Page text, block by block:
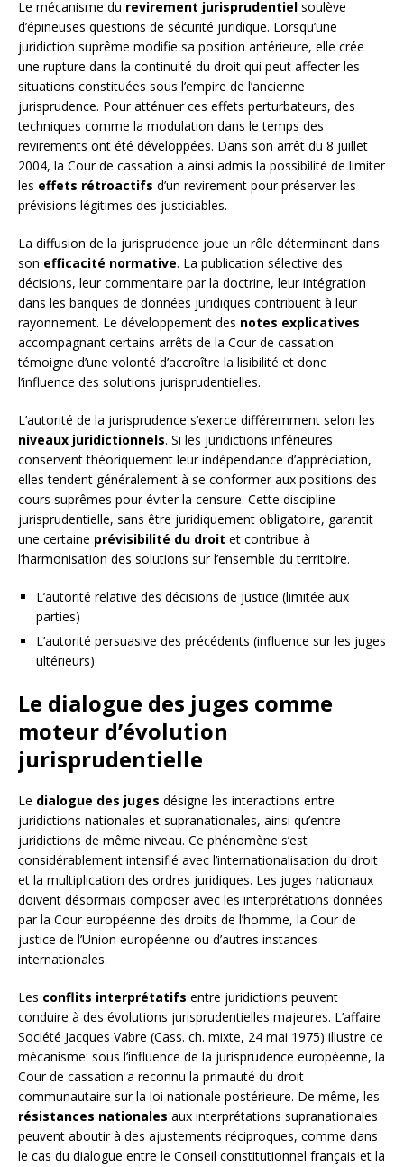
Le mécanisme du revirement jurisprudentiel soulève
d’épineuses questions de sécurité juridique. Lorsqu’une
juridiction suprême modifie sa position antérieure, elle crée
une rupture dans la continuité du droit qui peut affecter les
situations constituées sous l’empire de l’ancienne
jurisprudence. Pour atténuer ces effets perturbateurs, des
techniques comme la modulation dans le temps des
revirements ont été développées. Dans son arrêt du 8 juillet
2004, la Cour de cassation a ainsi admis la possibilité de limiter
les effets rétroactifs d’un revirement pour préserver les
prévisions légitimes des justiciables.
La diffusion de la jurisprudence joue un rôle déterminant dans
son efficacité normative. La publication sélective des
décisions, leur commentaire par la doctrine, leur intégration
dans les banques de données juridiques contribuent à leur
rayonnement. Le développement des notes explicatives
accompagnant certains arrêts de la Cour de cassation
témoigne d’une volonté d’accroître la lisibilité et donc
l’influence des solutions jurisprudentielles.
L’autorité de la jurisprudence s’exerce différemment selon les
niveaux juridictionnels. Si les juridictions inférieures
conservent théoriquement leur indépendance d’appréciation,
elles tendent généralement à se conformer aux positions des
cours suprêmes pour éviter la censure. Cette discipline
jurisprudentielle, sans être juridiquement obligatoire, garantit
une certaine prévisibilité du droit et contribue à
l’harmonisation des solutions sur l’ensemble du territoire.
L’autorité relative des décisions de justice (limitée aux
parties)
L’autorité persuasive des précédents (influence sur les juges
ultérieurs)
Le dialogue des juges comme
moteur d’évolution
jurisprudentielle
Le dialogue des juges désigne les interactions entre
juridictions nationales et supranationales, ainsi qu’entre
juridictions de même niveau. Ce phénomène s’est
considérablement intensifié avec l’internationalisation du droit
et la multiplication des ordres juridiques. Les juges nationaux
doivent désormais composer avec les interprétations données
par la Cour européenne des droits de l’homme, la Cour de
justice de l’Union européenne ou d’autres instances
internationales.
Les conflits interprétatifs entre juridictions peuvent
conduire à des évolutions jurisprudentielles majeures. L’affaire
Société Jacques Vabre (Cass. ch. mixte, 24 mai 1975) illustre ce
mécanisme: sous l’influence de la jurisprudence européenne, la
Cour de cassation a reconnu la primauté du droit
communautaire sur la loi nationale postérieure. De même, les
résistances nationales aux interprétations supranationales
peuvent aboutir à des ajustements réciproques, comme dans
le cas du dialogue entre le Conseil constitutionnel français et la